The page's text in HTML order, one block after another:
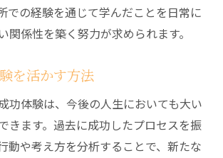
での経験を通じて学んだことを日常に
関係性を築く努力が求められます。
を活かす方法
功体験は、今後の人生においても大い
きます。過去に成功したプロセスを振
動や考え方を分析することで、新たな